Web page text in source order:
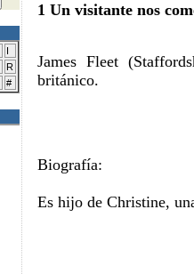
I
R
#
1 Un visitante nos
James Fleet
británico.
Biografía:
Es hijo de Christine,